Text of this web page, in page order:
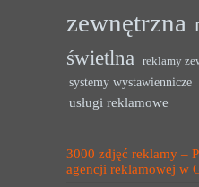
zewnętrzna
świetlna
reklamy
systemy wystawiennicze
usługi reklamowe
3000 zdjęć reklamy –
agencji reklamowej w